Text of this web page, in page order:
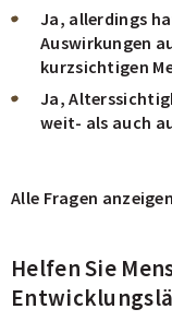
Ja, allerdings
Auswirkungen
kurzsichtigen
Ja,
weit- als auch
Alle Fragen anzeigen
Helfen Sie